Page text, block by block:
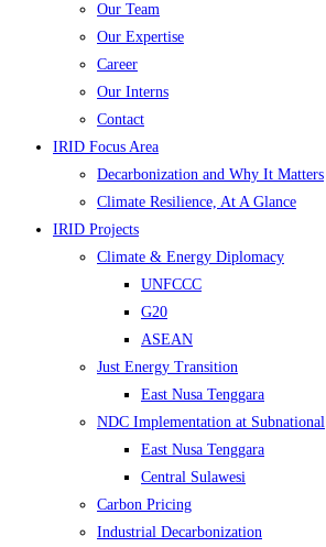
Our Team
Our Expertise
Career
Our Interns
Contact
IRID Focus Area
Decarbonization and Why It Matters
Climate Resilience, At A Glance
IRID Projects
Climate & Energy Diplomacy
UNFCCC
G20
ASEAN
Just Energy Transition
East Nusa Tenggara
NDC Implementation at Subnational
East Nusa Tenggara
Central Sulawesi
Carbon Pricing
Industrial Decarbonization